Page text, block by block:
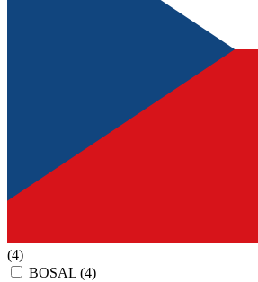
(4)
BOSAL (4)